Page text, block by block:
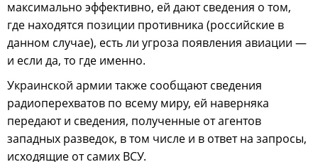
максимально эффективно, ей дают сведения о том,
где находятся позиции противника (российские в
данном случае), есть ли угроза появления авиации —
и если да, то где именно.
Украинской армии также сообщают сведения
радиоперехватов по всему миру, ей наверняка
передают и сведения, полученные от агентов
западных разведок, в том числе и в ответ на запросы,
исходящие от самих ВСУ.